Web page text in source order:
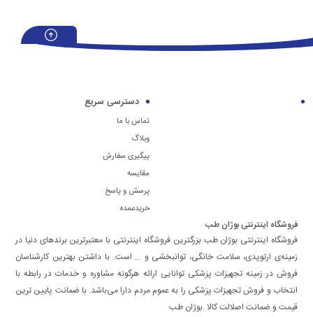
دسترسی سریع
تماس با ما
وبلاگ
پیگیری سفارش
مقایسه
پرسش و پاسخ
خریدعمده
فروشگاه اینترنتی بوژان طب
فروشگاه اینترنتی بوژان طب بزرگترین فروشگاه اینترنتی با معتبرترین برندهای دنیا در
زمینه‌ی ارتوپدی، سلامت خانگی، توانبخشی و … است. با داشتن بهترین کارشناسان
فروش در زمینه تجهیزات پزشکی توانایی ارائه هرگونه مشاوره و خدمات در رابطه با
انتخاب و فروش تجهیزات پزشکی را به عموم مردم دارا می‌‌‌‌باشد. با ضمانت پایین ترین
قیمت و ضمانت اصلالت کالا .بوژان طب